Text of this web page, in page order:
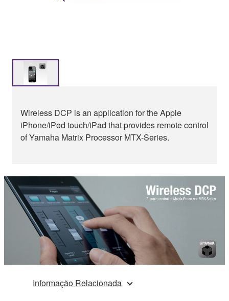
Wireless DCP is an application for the Apple
iPhone/iPod touch/iPad that provides remote control
of Yamaha Matrix Processor MTX-Series.
Informação Relacionada